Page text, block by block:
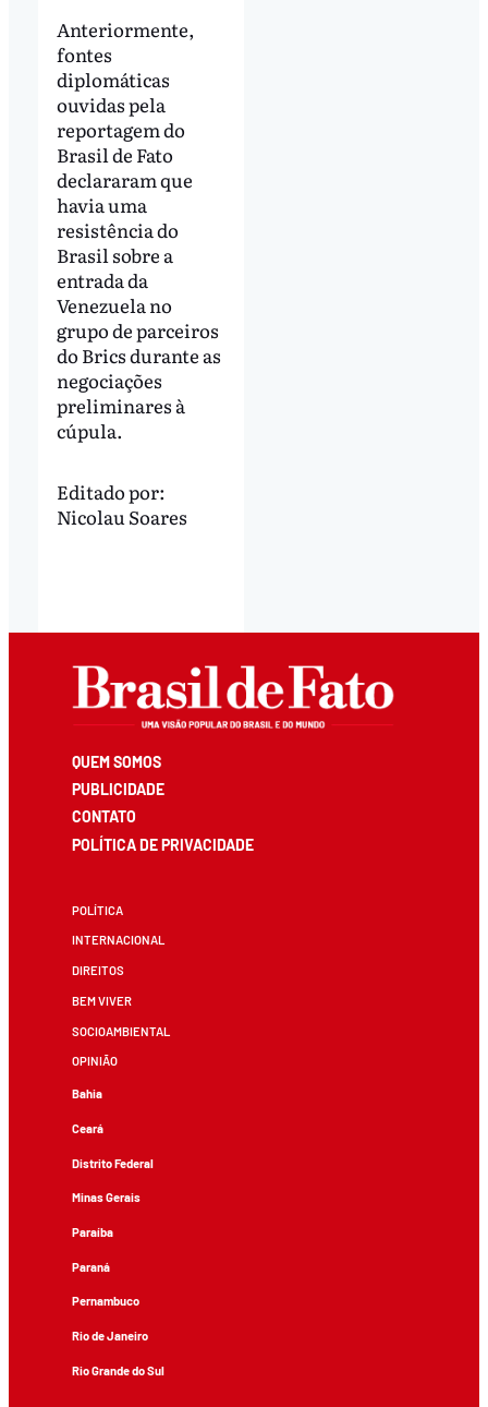
Anteriormente,
fontes
diplomáticas
ouvidas pela
reportagem do
Brasil de Fato
declararam que
havia uma
resistência do
Brasil sobre a
entrada da
Venezuela no
grupo de parceiros
do Brics durante as
negociações
preliminares à
cúpula.
Editado por:
Nicolau Soares
QUEM SOMOS
PUBLICIDADE
CONTATO
POLÍTICA DE PRIVACIDADE
POLÍTICA
INTERNACIONAL
DIREITOS
BEM VIVER
SOCIOAMBIENTAL
OPINIÃO
Bahia
Ceará
Distrito Federal
Minas Gerais
Paraíba
Paraná
Pernambuco
Rio de Janeiro
Rio Grande do Sul